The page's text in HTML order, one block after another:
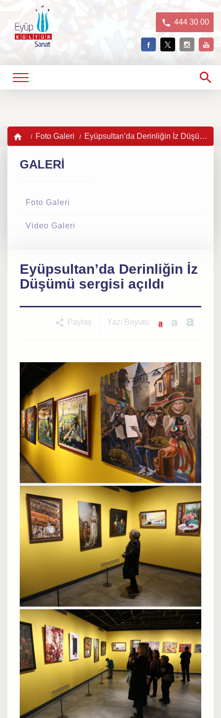
444 30 00
Foto Galeri Eyüpsultan’da Derinliğin İz Düşümü sergisi açıldı
GALERİ
Foto Galeri
Video Galeri
Eyüpsultan’da Derinliğin İz
Düşümü sergisi açıldı
Yazı Boyutu a a a
Paylaş